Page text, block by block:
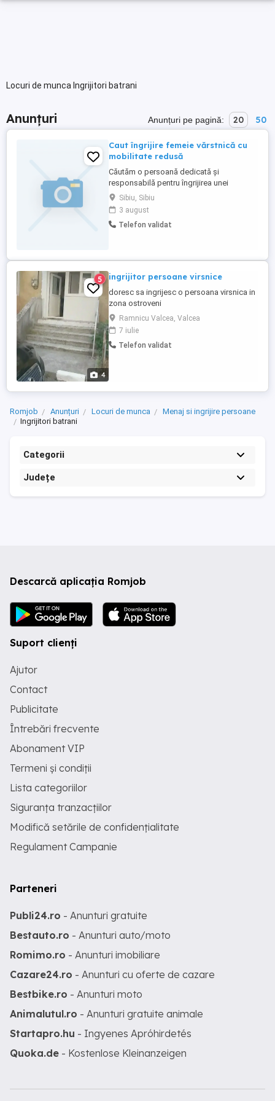
Locuri de munca Ingrijitori batrani
Anunțuri Anunțuri pe pagină: 20 50
Caut îngrijire femeie vărstnică cu
mobilitate redusă
Căutăm o persoană dedicată și
responsabilă pentru îngrijirea unei
vârstnice cu mobilitate redusă în Avrig sau
Sibiu. Sarcinile includ asistarea la igiena
personală, administrarea tratamentului
conform indicațiilor, pregătirea meselor și
Sibiu, Sibiu
3 august
Telefon validat
4
5 ingrijitor persoane virsnice
doresc sa ingrijesc o persoana virsnica in
zona ostroveni
Ramnicu Valcea, Valcea
7 iulie
Telefon validat
Romjob Anunțuri Locuri de munca
Menaj si ingrijire persoane
Ingrijitori batrani
Categorii
Județe
Descarcă aplicația Romjob
Suport clienți
Ajutor
Contact
Publicitate
Întrebări frecvente
Abonament VIP
Termeni și condiții
Lista categoriilor
Siguranța tranzacțiilor
Modifică setările de confidențialitate
Regulament Campanie
Parteneri
Publi24.ro - Anunturi gratuite
Bestauto.ro - Anunturi auto/moto
Romimo.ro - Anunturi imobiliare
Cazare24.ro - Anunturi cu oferte de cazare
Bestbike.ro - Anunturi moto
Animalutul.ro - Anunturi gratuite animale
Startapro.hu - Ingyenes Apróhirdetés
Quoka.de - Kostenlose Kleinanzeigen